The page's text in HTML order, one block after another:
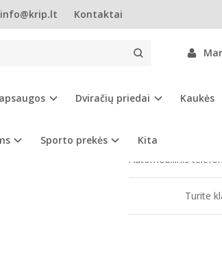
info@krip.lt Kontaktai
Dviračių priedai Kaukės
Sporto prekės Kita
automobilinis telefono laikiklis
TELEFONO LAIKIKLIS
Prekės kodas:
Automobilinis
Turite